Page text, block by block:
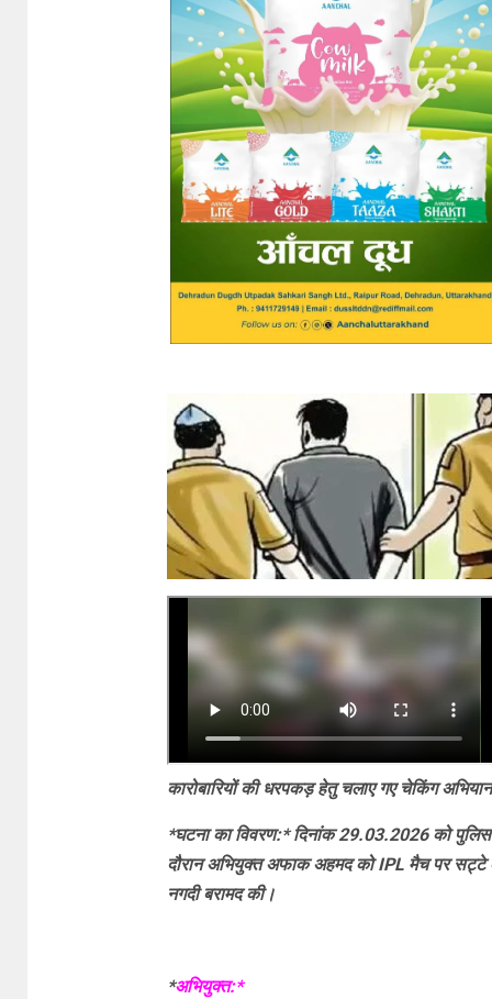
कारोबारियों की धरपकड़ हेतु चलाए गए चेकिंग
*घटना का विवरण:* दिनांक 29.03.2026 को पुलिस
दौरान अभियुक्त अफाक अहमद को IPL मैच पर सट्टे
नगदी बरामद की।
*अभियुक्त:*